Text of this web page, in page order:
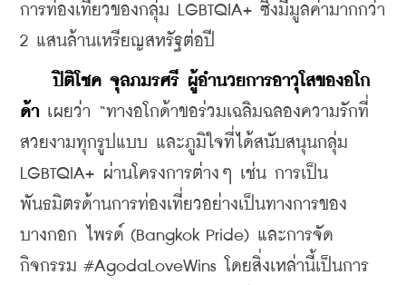
การท่องเที่ยวของกลุ่ม LGBTQIA+ ซึ่งมีมูลค่ามากกว่า
2 แสนล้านเหรียญสหรัฐต่อปี
ปิติโชค จุลภมรศรี ผู้อำนวยการอาวุโสของอโก
ด้า เผยว่า “ทางอโกด้าขอร่วมเฉลิมฉลองความรักที่
สวยงามทุกรูปแบบ และภูมิใจที่ได้สนับสนุนกลุ่ม
LGBTQIA+ ผ่านโครงการต่างๆ เช่น การเป็น
พันธมิตรด้านการท่องเที่ยวอย่างเป็นทางการของ
บางกอก ไพรด์ (Bangkok Pride) และการจัด
กิจกรรม #AgodaLoveWins โดยสิ่งเหล่านี้เป็นการ